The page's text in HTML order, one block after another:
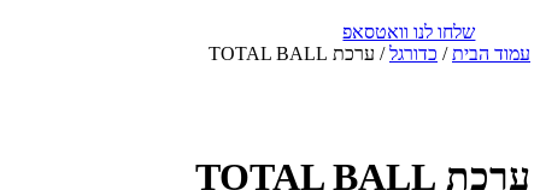
שלחו לנו וואטסאפ
עמוד הבית/ כדורגל/ ערכת TOTAL BALL
ערכת TOTAL BALL